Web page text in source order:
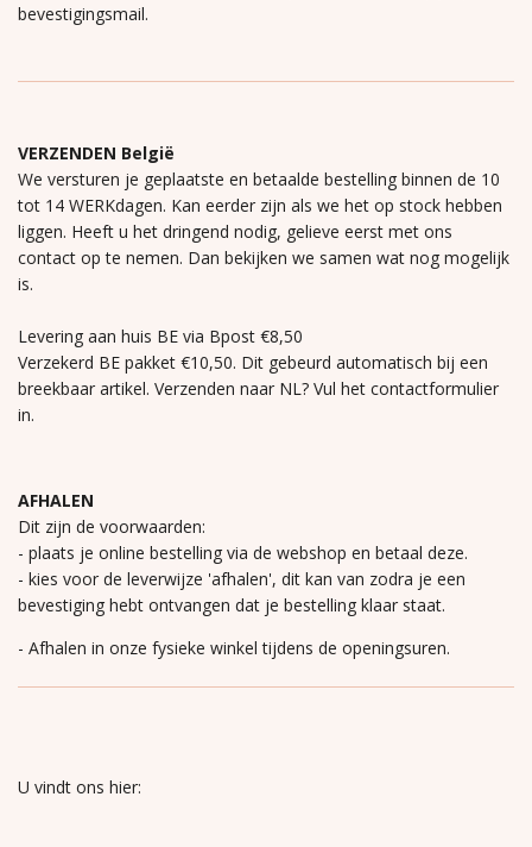
bevestigingsmail.
VERZENDEN België
We versturen je geplaatste en betaalde bestelling binnen de 10
tot 14 WERKdagen. Kan eerder zijn als we het op stock hebben
liggen. Heeft u het dringend nodig, gelieve eerst met ons
contact op te nemen. Dan bekijken we samen wat nog mogelijk
is.
Levering aan huis BE via Bpost €8,50
Verzekerd BE pakket €10,50. Dit gebeurd automatisch bij een
breekbaar artikel. Verzenden naar NL? Vul het contactformulier
in.
AFHALEN
Dit zijn de voorwaarden:
- plaats je online bestelling via de webshop en betaal deze.
- kies voor de leverwijze 'afhalen', dit kan van zodra je een
bevestiging hebt ontvangen dat je bestelling klaar staat.
- Afhalen in onze fysieke winkel tijdens de openingsuren.
U vindt ons hier: